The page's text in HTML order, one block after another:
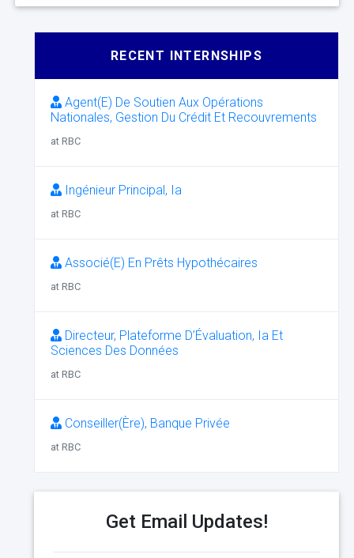
RECENT INTERNSHIPS
Agent(E) De Soutien Aux Opérations
Nationales, Gestion Du Crédit Et Recouvrements
at RBC
Ingénieur Principal, Ia
at RBC
Associé(E) En Prêts Hypothécaires
at RBC
Directeur, Plateforme D’Évaluation, Ia Et
Sciences Des Données
at RBC
Conseiller(Ère), Banque Privée
at RBC
Get Email Updates!